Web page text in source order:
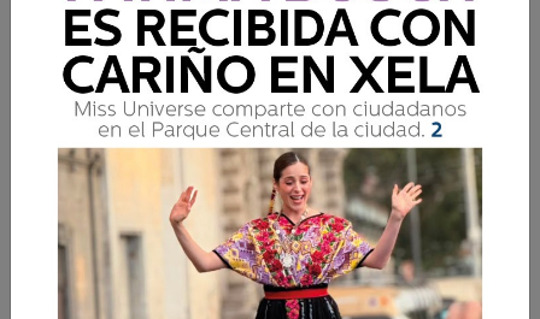
Hoy La Voz de Xelafer
presenta Show de Bandas
Escolares
La Voz de Xela · Redacción 6 Septiembre 2023 15:59